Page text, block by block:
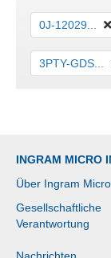
0J-12029...
3PTY-GDS...
INGRAM MICRO
Über Ingram Micro
Gesellschaftliche
Verantwortung